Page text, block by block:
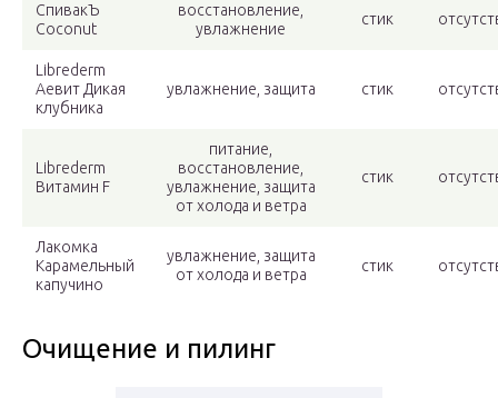
СпивакЪ
Coconut
восстановление,
увлажнение
стик
Librederm
Аевит Дикая
клубника
увлажнение, защита стик
Librederm
Витамин F
питание,
восстановление,
увлажнение, защита
от холода и ветра
стик
Лакомка
Карамельный
капучино
увлажнение, защита
от холода и ветра
стик
Очищение и пилинг